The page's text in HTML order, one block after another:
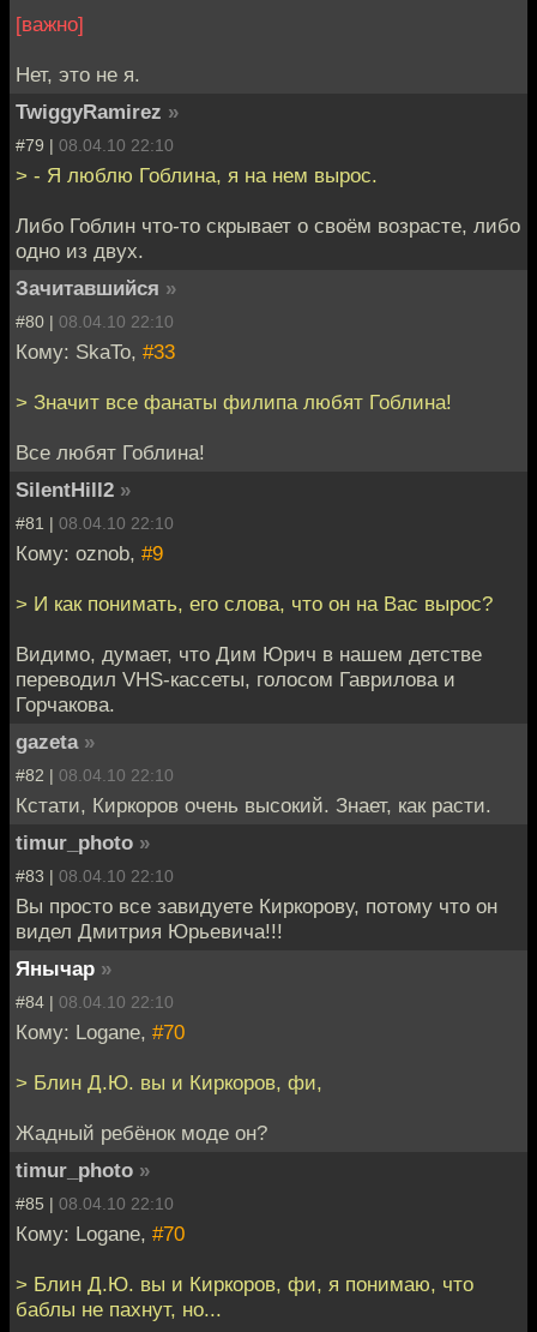
[важно]
Нет, это не я.
TwiggyRamirez »
#79 | 08.04.10 22:10
> - Я люблю Гоблина, я на нем вырос.
Либо Гоблин что-то скрывает о своём возрасте, либо
одно из двух.
Зачитавшийся »
#80 | 08.04.10 22:10
Кому: SkaTo, #33
> Значит все фанаты филипа любят Гоблина!
Все любят Гоблина!
SilentHill2 »
#81 | 08.04.10 22:10
Кому: oznob, #9
> И как понимать, его слова, что он на Вас вырос?
Видимо, думает, что Дим Юрич в нашем детстве
переводил VHS-кассеты, голосом Гаврилова и
Горчакова.
gazeta »
#82 | 08.04.10 22:10
Кстати, Киркоров очень высокий. Знает, как расти.
timur_photo »
#83 | 08.04.10 22:10
Вы просто все завидуете Киркорову, потому что он
видел Дмитрия Юрьевича!!!
Янычар »
#84 | 08.04.10 22:10
Кому: Logane, #70
> Блин Д.Ю. вы и Киркоров, фи,
Жадный ребёнок моде он?
timur_photo »
#85 | 08.04.10 22:10
Кому: Logane, #70
> Блин Д.Ю. вы и Киркоров, фи, я понимаю, что
баблы не пахнут, но...